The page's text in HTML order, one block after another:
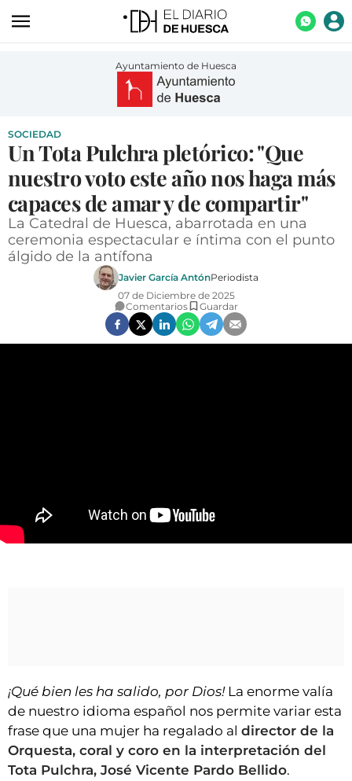
TURISMO
AGROALIMENTACIÓN
DEPORTES
CULTURA
SOCIEDAD
FARMACIAS
Ayuntamiento de Huesca
SOCIEDAD
Un Tota Pulchra pletórico: "Que
nuestro voto este año nos haga más
capaces de amar y de compartir"
La Catedral de Huesca, abarrotada en una
ceremonia espectacular e íntima con el punto
álgido de la antífona
Javier García AntónPeriodista
07 de Diciembre de 2025
Comentarios
Guardar
¡Qué bien les ha salido, por Dios!La enorme valía
de nuestro idioma español nos permite variar esta
frase que una mujer ha regalado al director de la
Orquesta, coral y coro en la interpretación del
Tota Pulchra, José Vicente Pardo Bellido.